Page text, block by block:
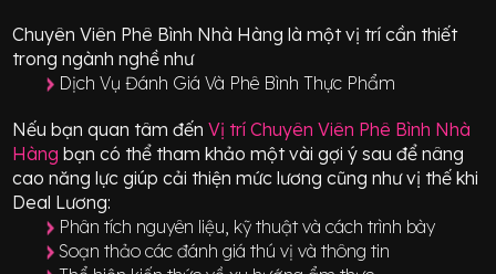
Chuyên Viên Phê Bình Nhà Hàng là một vị trícần thiết
trong ngành nghề như
Dịch Vụ Đánh Giá Và Phê Bình Thực Phẩm
Nếu bạn quan tâm đến Vị tríChuyên Viên Phê Bình Nhà
Hàng bạn có thể tham khảo một vài gợi ý sau để nâng
cao năng lực giúp cải thiện mức lương cũng như vị thế khi
Deal Lương:
Phân tích nguyên liệu, kỹ thuật và cách trình bày
Soạn thảo các đánh giá thú vị và thông tin